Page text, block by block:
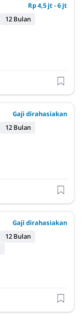
Rp 4,5 jt - 6 jt
12 Bulan
Gaji dirahasiakan
12 Bulan
Gaji dirahasiakan
12 Bulan